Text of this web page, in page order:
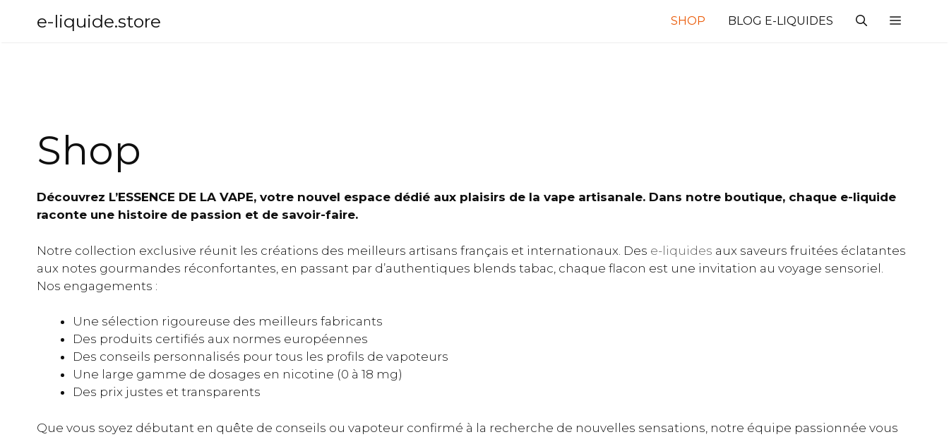
e-liquide.store SHOP BLOG E-LIQUIDES
Shop
Découvrez L’ESSENCE DE LA VAPE, votre nouvel espace dédié aux plaisirs de la vape artisanale. Dans notre boutique, chaque e-liquide
raconte une histoire de passion et de savoir-faire.
Notre collection exclusive réunit les créations des meilleurs artisans français et internationaux. Des e-liquides aux saveurs fruitées éclatantes
aux notes gourmandes réconfortantes, en passant par d’authentiques blends tabac, chaque flacon est une invitation au voyage sensoriel.
Nos engagements :
Une sélection rigoureuse des meilleurs fabricants
Des produits certifiés aux normes européennes
Des conseils personnalisés pour tous les profils de vapoteurs
Une large gamme de dosages en nicotine (0 à 18 mg)
Des prix justes et transparents
Que vous soyez débutant en quête de conseils ou vapoteur confirmé à la recherche de nouvelles sensations, notre équipe passionnée vous